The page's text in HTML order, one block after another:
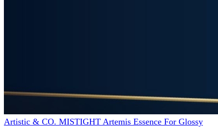
Artistic & CO. MISTIGHT Artemis Essence For Glossy